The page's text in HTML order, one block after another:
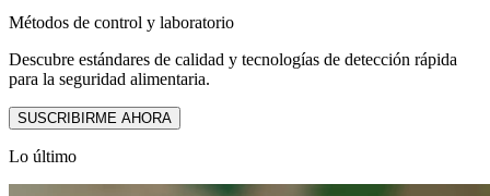
Métodos de control y laboratorio
Descubre estándares de calidad y tecnologías de detección rápida
para la seguridad alimentaria.
SUSCRIBIRME AHORA
Lo último